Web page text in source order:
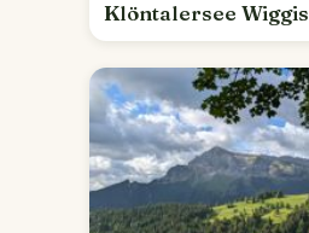
Klöntalersee Wiggis